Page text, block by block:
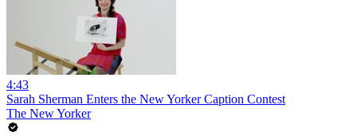
4:43
Sarah Sherman Enters the New Yorker Caption Contest
The New Yorker